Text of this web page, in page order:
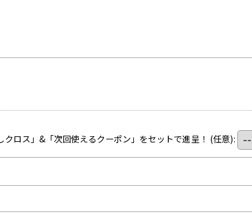
ロス」&「次回使えるクーポン」をセットで進呈！ (任意):